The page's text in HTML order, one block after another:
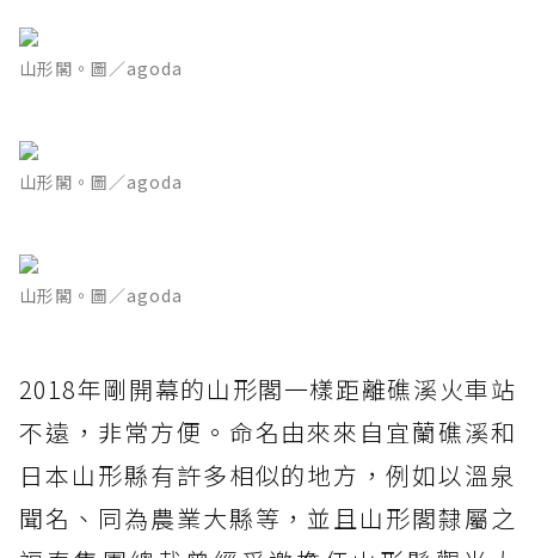
山形閣。圖／agoda
山形閣。圖／agoda
山形閣。圖／agoda
2018年剛開幕的山形閣一樣距離礁溪火車站
不遠，非常方便。命名由來來自宜蘭礁溪和
日本山形縣有許多相似的地方，例如以溫泉
聞名、同為農業大縣等，並且山形閣隸屬之